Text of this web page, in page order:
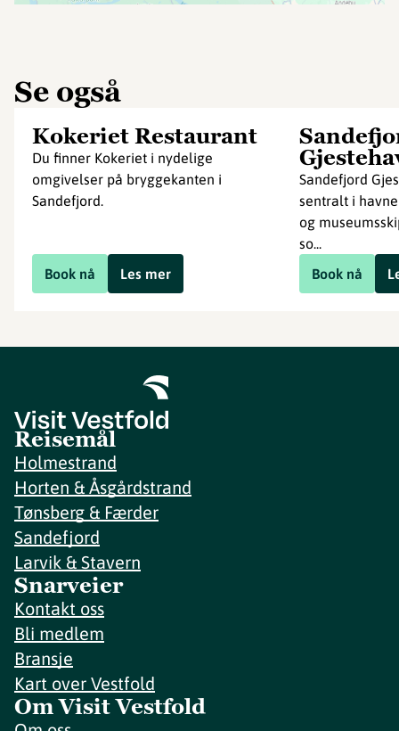
Se også
Kokeriet Restaurant
Du finner Kokeriet i nydelige
omgivelser på bryggekanten i
Sandefjord.
Book nå Les mer
Sandefjord
sentralt i
og
so...
Book nå
Reisemål
Holmestrand
Horten & Åsgårdstrand
Tønsberg & Færder
Sandefjord
Larvik & Stavern
Snarveier
Kontakt oss
Bli medlem
Bransje
Kart over Vestfold
Om Visit Vestfold